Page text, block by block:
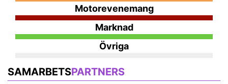
Motorevenemang
Marknad
Övriga
SAMARBETSPARTNERS